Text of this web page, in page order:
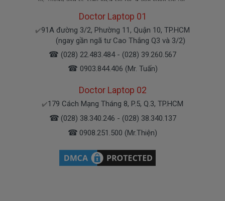
Doctor Laptop 01
✔️91A đường 3/2, Phường 11, Quận 10, TP.HCM
(ngay gần ngã tư Cao Thắng Q3 và 3/2)
☎ (028) 22.483.484 - (028) 39.260.567
☎ 0903.844.406 (Mr. Tuấn)
Doctor Laptop 02
✔️179 Cách Mạng Tháng 8, P.5, Q.3, TP.HCM
☎ (028) 38.340.246 - (028) 38.340.137
☎ 0908.251.500 (Mr.Thiện)